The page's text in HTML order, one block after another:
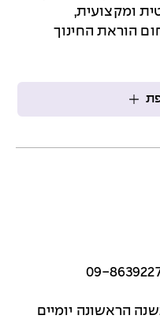
ומקצועית,
הוראת החינוך
הראשונה יומיים